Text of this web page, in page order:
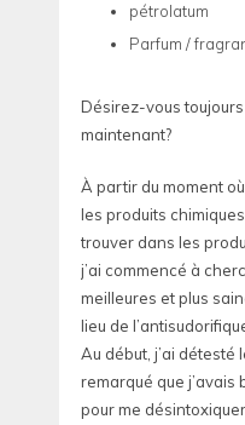
pétrolatum
Parfum /
Désirez-vous
maintenant?
À partir du moment
les produits
trouver dans les
j’ai commencé à
meilleures et plus
lieu de
Au début, j’ai détesté
remarqué que j’avais
pour me